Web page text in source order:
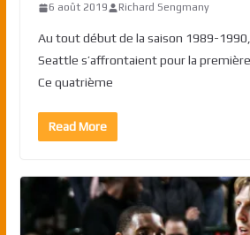
6 août 2019 Richard Sengmany
Au tout début de la saison 1989-
Seattle s’affrontaient pour la
Ce quatrième
Read More